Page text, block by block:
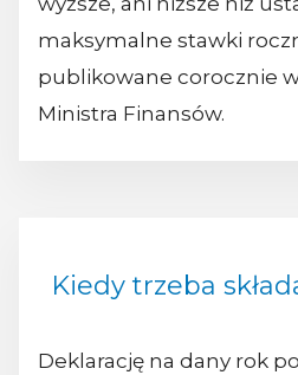
maksymalne stawki
publikowane corocznie
Ministra Finansów.
Kiedy trzeba
Deklarację na dany rok